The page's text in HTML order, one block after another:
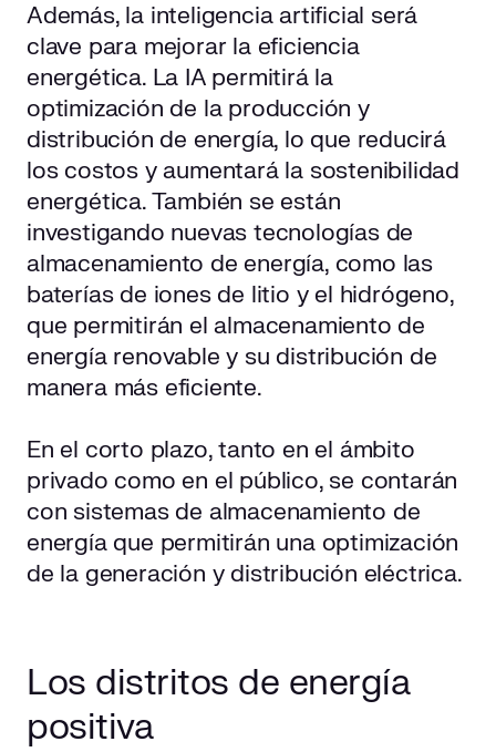
Además, la inteligencia artificial será
clave para mejorar la eficiencia
energética. La IA permitirá la
optimización de la producción y
distribución de energía, lo que reducirá
los costos y aumentará la sostenibilidad
energética. También se están
investigando nuevas tecnologías de
almacenamiento de energía, como las
baterías de iones de litio y el hidrógeno,
que permitirán el almacenamiento de
energía renovable y su distribución de
manera más eficiente.
En el corto plazo, tanto en el ámbito
privado como en el público, se contarán
con sistemas de almacenamiento de
energía que permitirán una optimización
de la generación y distribución eléctrica.
Los distritos de energía
positiva